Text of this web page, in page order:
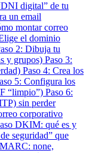
digital” de tu
un email
montar correo
el dominio
2: Dibuja tu
y grupos) Paso 3:
Paso 4: Crea los
5: Configura los
“limpio”) Paso 6:
sin perder
corporativo
DKIM: qué es y
seguridad” que
none,